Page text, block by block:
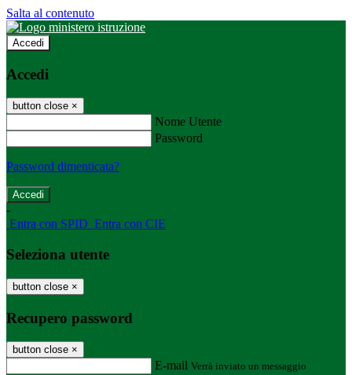
Salta al contenuto
Accedi
Accedi
button close ×
Nome Utente
Password
Password dimenticata?
-
Entra con SPID Entra con CIE
Seleziona utente
button close ×
Recupero password
button close ×
E-mail Verrà inviato un messaggio